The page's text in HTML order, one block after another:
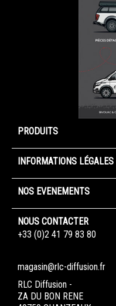
PRODUITS
INFORMATIONS LÉGALES
NOS EVENEMENTS
NOUS CONTACTER
+33 (0)2 41 79 83 80
magasin@rlc-diffusion.fr
RLC Diffusion -
ZA DU BON RENE